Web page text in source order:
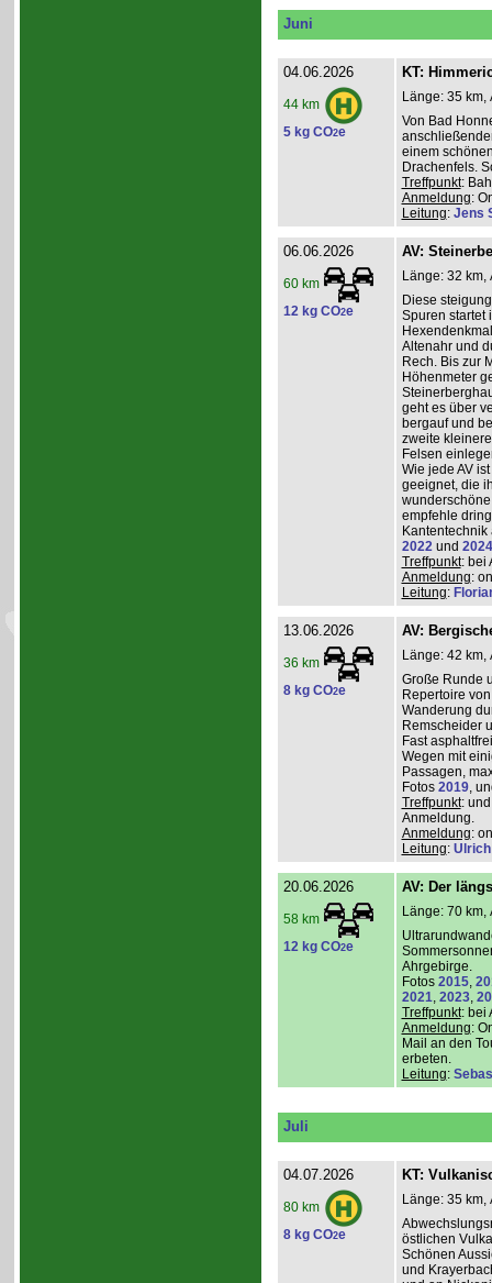
Juni
04.06.2026
44 km
5 kg CO2e
KT:
Länge: 35 km,
Von Bad
einem
Drachenfels.
Treffpunkt:
Anmeldung:
Leitung: Jens
06.06.2026
60 km
12 kg CO2e
AV:
Länge: 32 km,
Diese
Spuren startet
Altenahr und
Rech. Bis zur
Höhenmeter
geht es über
bergauf und
zweite
Felsen
Wie jede AV
geeignet, die
empfehle
2022und 2024
Treffpunkt: bei
Anmeldung:
Leitung:
13.06.2026
36 km
8 kg CO2e
AV:
Länge: 42 km,
Große Runde
Repertoire
Wanderung
Remscheider
Fast
Wegen mit
Passagen,
Fotos 2019,
Treffpunkt:
Anmeldung.
Anmeldung:
Leitung:
20.06.2026
58 km
12 kg CO2e
AV: Der
Länge: 70 km,
Ahrgebirge.
Fotos 2015,
2021, 2023,
Treffpunkt: bei
Anmeldung:
Mail an den
erbeten.
Leitung:
Juli
04.07.2026
80 km
8 kg CO2e
KT:
Länge: 35 km,
östlichen
Schönen
und